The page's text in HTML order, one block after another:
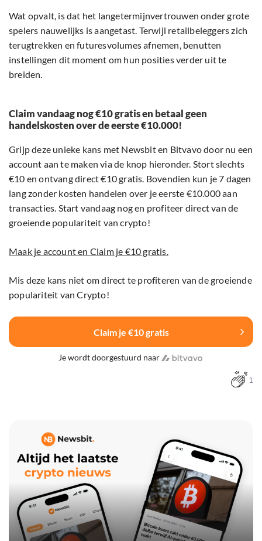
Wat opvalt, is dat het langetermijnvertrouwen onder grote
spelers nauwelijks is aangetast. Terwijl retailbeleggers zich
terugtrekken en futuresvolumes afnemen, benutten
instellingen dit moment om hun posities verder uit te
breiden.
Claim vandaag nog €10 gratis en betaal geen
handelskosten over de eerste €10.000!
Grijp deze unieke kans met Newsbit en Bitvavo door nu een
account aan te maken via de knop hieronder. Stort slechts
€10 en ontvang direct €10 gratis. Bovendien kun je 7 dagen
lang zonder kosten handelen over je eerste €10.000 aan
transacties. Start vandaag nog en profiteer direct van de
groeiende populariteit van crypto!
Maak je account en Claim je €10 gratis.
Mis deze kans niet om direct te profiteren van de groeiende
populariteit van Crypto!
Claim je €10 gratis
Je wordt doorgestuurd naar
1